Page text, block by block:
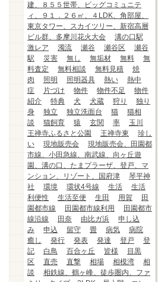
建、８５５世帯、ビッグコミュニテ
ィ、９１．２６㎡、４LDK、角部屋、
東京タワー、スカイツリー、新宿高層
ビル群、多摩川花火大会
溝の口駅
激レア
濁流 瀬谷 瀬谷区
瀬谷
駅
災害 無し 無垢材 無料
無
料査定
無料相談 無料見積
焼
肉
照明 照明器具 熱い
熱中
症
片づけ 物件 物件不足
物件
紹介
特典 犬 犬蔵 狩り
独り
身
独立 独立洗面台 猫
猫相
談
猫飼育 猿 玄関 率
玉川
王禅寺ふるさと公園
王禅寺東
珍し
い
現地販売会
現地販売会、田園都
市線、小田急線、南武線、向ヶ丘遊
園、溝の口、たまプラーザ、登戸、マ
ンション、リゾート、国府津
琴平神
社
環境 環状4号線 生活
生活
利便性
生活至便 生田 用賀
田
園都市線
田園都市線利用
田園都市
線沿線
田奈 由比ガ浜
申し込
み
申込 留守 畳 病気
病院
癒し
発行 発表 発達 登戸
登
記
白鳥 百合ヶ丘 皆様
目黒
区
直売 直撃 相場 相模湾
相
談
相鉄線、鶴ヶ峰、徒歩圏内、ファ